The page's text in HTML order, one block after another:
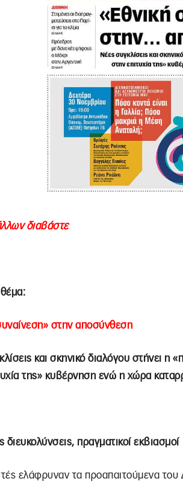
διαβάστε
θέμα:
στην αποσύνθεση
και σκηνικό διαλόγου στήνει η
της» κυβέρνηση ενώ η χώρα
διευκολύνσεις, πραγματικοί εκβιασμοί
ελάφρυναν τα προαπαιτούμενα